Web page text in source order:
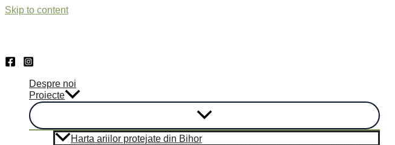
Skip to content
Despre noi
Proiecte
Harta ariilor protejate din Bihor